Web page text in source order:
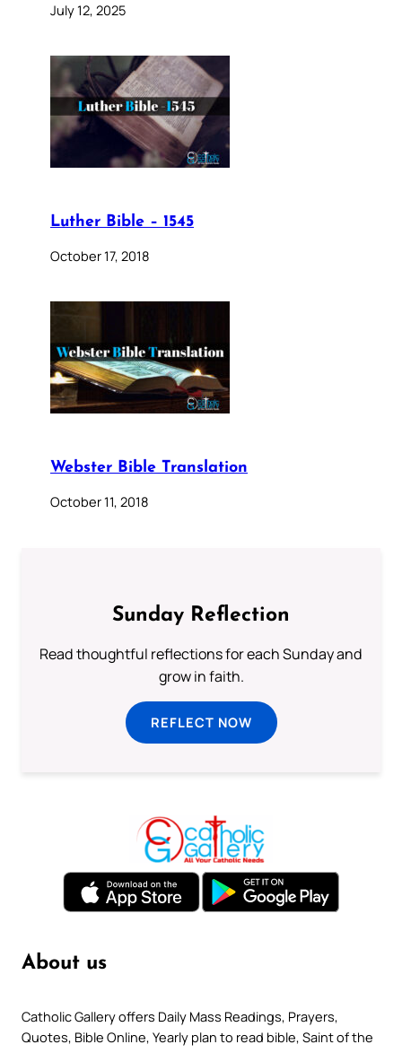
July 12, 2025
Luther Bible – 1545
October 17, 2018
Webster Bible Translation
October 11, 2018
Sunday Reflection
Read thoughtful reflections for each Sunday and
grow in faith.
REFLECT NOW
About us
Catholic Gallery offers Daily Mass Readings, Prayers,
Quotes, Bible Online, Yearly plan to read bible, Saint of the